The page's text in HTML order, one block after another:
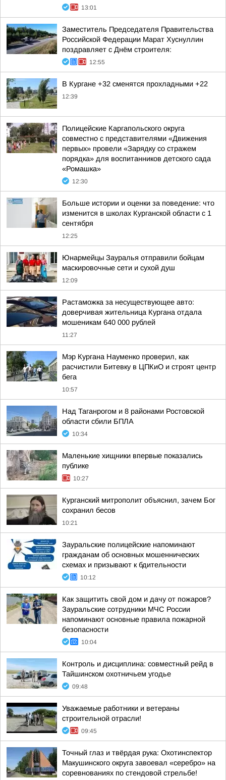
13:01
Заместитель Председателя Правительства
Российской Федерации Марат Хуснуллин
поздравляет с Днём строителя:
12:55
В Кургане +32 сменятся прохладными +22
12:39
Полицейские Каргапольского округа
совместно с представителями «Движения
первых» провели «Зарядку со стражем
порядка» для воспитанников детского сада
«Ромашка»
12:30
Больше истории и оценки за поведение: что
изменится в школах Курганской области с 1
сентября
12:25
Юнармейцы Зауралья отправили бойцам
маскировочные сети и сухой душ
12:09
Растаможка за несуществующее авто:
доверчивая жительница Кургана отдала
мошеникам 640 000 рублей
11:27
Мэр Кургана Науменко проверил, как
расчистили Битевку в ЦПКиО и строят центр
бега
10:57
Над Таганрогом и 8 районами Ростовской
области сбили БПЛА
10:34
Маленькие хищники впервые показались
публике
10:27
Курганский митрополит объяснил, зачем Бог
сохранил бесов
10:21
Зауральские полицейские напоминают
гражданам об основных мошеннических
схемах и призывают к бдительности
10:12
Как защитить свой дом и дачу от пожаров?
Зауральские сотрудники МЧС России
напоминают основные правила пожарной
безопасности
10:04
Контроль и дисциплина: совместный рейд в
Тайшинском охотничьем угодье
09:48
Уважаемые работники и ветераны
строительной отрасли!
09:45
Точный глаз и твёрдая рука: Охотинспектор
Макушинского округа завоевал «серебро» на
соревнованиях по стендовой стрельбе!